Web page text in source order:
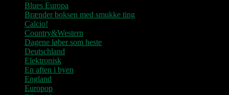
Blues Europa
Brænder boksen med smukke ting
Calcio!
Country&Western
Dagene løber som heste
Deutschland
Elektronisk
En aften i byen
England
Europop